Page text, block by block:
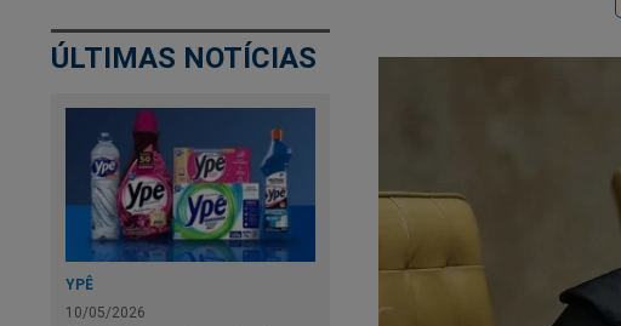
ÚLTIMAS NOTÍCIAS
YPÊ
10/05/2026